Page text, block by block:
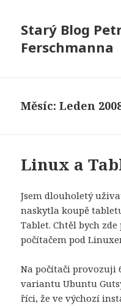
Starý Blog
Ferschmanna
Měsíc:Leden
Linux a
Jsem dlouholetý
naskytla koupě
Tablet. Chtěl bych
počítačem pod
Na počítači provozuji
variantu Ubuntu
říci, že ve výchozí